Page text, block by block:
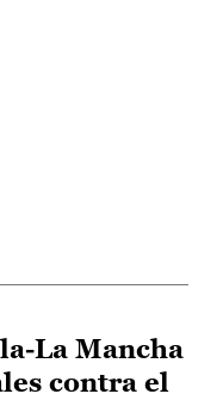
La Mancha
contra el